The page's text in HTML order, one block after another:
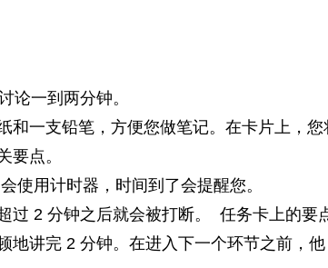
论一到两分钟。
和一支铅笔，方便您做笔记。在卡片上，您
要点。
使用计时器，时间到了会提醒您。
过 2 分钟之后就会被打断。 任务卡上的要
地讲完 2 分钟。在进入下一个环节之前，他